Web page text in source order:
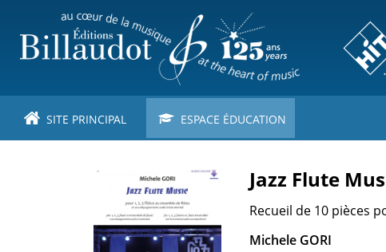
contenu
principal
SITE PRINCIPAL ESPACE ÉDUCATION
Jazz Flute
Recueil de 10 pièces
Michele GORI